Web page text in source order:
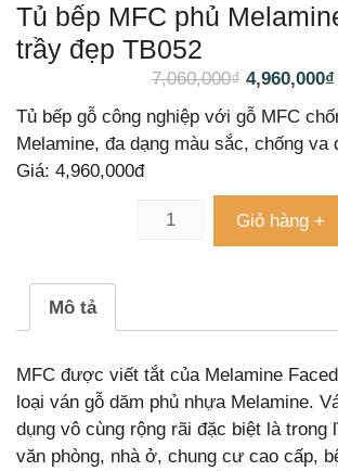
Tủ bếp MFC phủ
trầy đẹp TB052
7,060,000₫ 4,960,000₫
Tủ bếp gỗ công nghiệp với gỗ MFC
Melamine, đa dạng màu sắc, chống
Giá: 4,960,000đ
Giỏ hàng +
Mô tả
MFC được viết tắt của Melamine
loại ván gỗ dăm phủ nhựa Melamine.
dụng vô cùng rộng rãi đặc biệt là trong
văn phòng, nhà ở, chung cư cao cấp,